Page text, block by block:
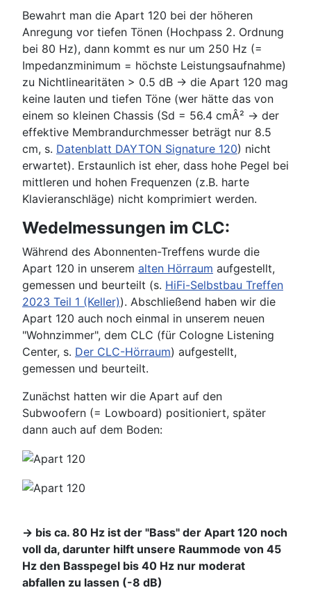
Bewahrt man die Apart 120 bei der höheren
Anregung vor tiefen Tönen (Hochpass 2. Ordnung
bei 80 Hz), dann kommt es nur um 250 Hz (=
Impedanzminimum = höchste Leistungsaufnahme)
zu Nichtlinearitäten > 0.5 dB -> die Apart 120 mag
keine lauten und tiefen Töne (wer hätte das von
einem so kleinen Chassis (Sd = 56.4 cmÂ² -> der
effektive Membrandurchmesser beträgt nur 8.5
cm, s. Datenblatt DAYTON Signature 120) nicht
erwartet). Erstaunlich ist eher, dass hohe Pegel bei
mittleren und hohen Frequenzen (z.B. harte
Klavieranschläge) nicht komprimiert werden.
Wedelmessungen im CLC:
Während des Abonnenten-Treffens wurde die
Apart 120 in unserem alten Hörraum aufgestellt,
gemessen und beurteilt (s. HiFi-Selbstbau Treffen
2023 Teil 1 (Keller)). Abschließend haben wir die
Apart 120 auch noch einmal in unserem neuen
"Wohnzimmer", dem CLC (für Cologne Listening
Center, s. Der CLC-Hörraum) aufgestellt,
gemessen und beurteilt.
Zunächst hatten wir die Apart auf den
Subwoofern (= Lowboard) positioniert, später
dann auch auf dem Boden:
-> bis ca. 80 Hz ist der "Bass" der Apart 120 noch
voll da, darunter hilft unsere Raummode von 45
Hz den Basspegel bis 40 Hz nur moderat
abfallen zu lassen (-8 dB)